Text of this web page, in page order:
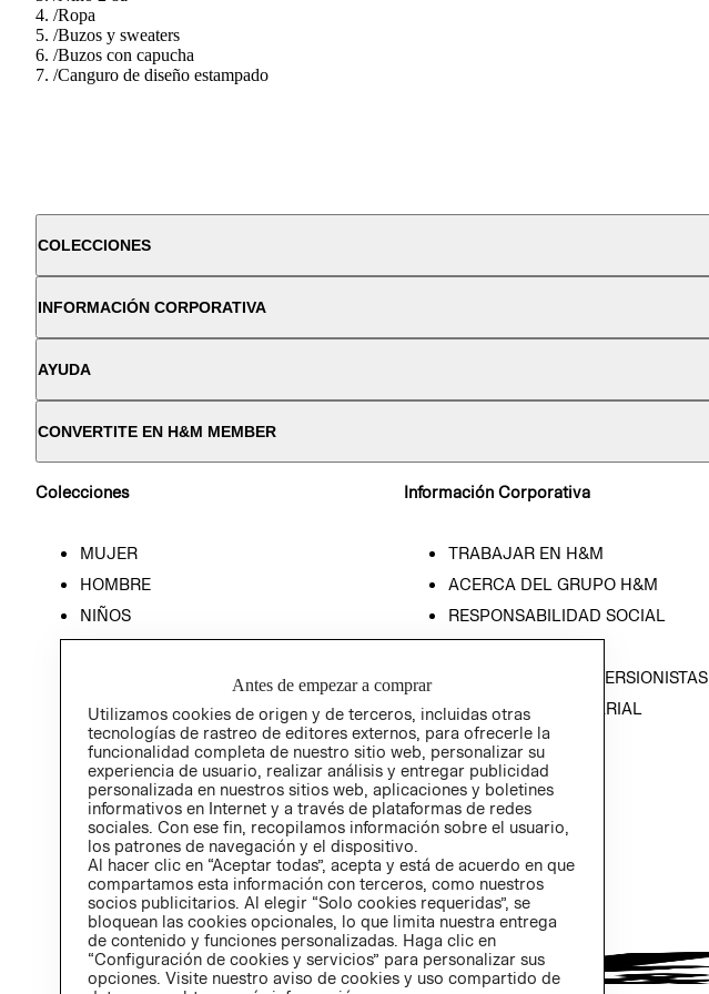
/Ropa
/Buzos y sweaters
/Buzos con capucha
/Canguro de diseño estampado
COLECCIONES
INFORMACIÓN CORPORATIVA
AYUDA
CONVERTITE EN H&M MEMBER
Colecciones
MUJER
HOMBRE
NIÑOS
HOME
Información Corporativa
TRABAJAR EN H&M
ACERCA DEL GRUPO H&M
RESPONSABILIDAD SOCIAL
PRENSA
RELACIÓN CON INVERSIONISTAS
POLÍTICA EMPRESARIAL
Antes de empezar a comprar
Utilizamos cookies de origen y de terceros, incluidas otras
tecnologías de rastreo de editores externos, para ofrecerle la
funcionalidad completa de nuestro sitio web, personalizar su
experiencia de usuario, realizar análisis y entregar publicidad
personalizada en nuestros sitios web, aplicaciones y boletines
informativos en Internet y a través de plataformas de redes
sociales. Con ese fin, recopilamos información sobre el usuario,
los patrones de navegación y el dispositivo.
Al hacer clic en “Aceptar todas”, acepta y está de acuerdo en que
compartamos esta información con terceros, como nuestros
socios publicitarios. Al elegir “Solo cookies requeridas”, se
bloquean las cookies opcionales, lo que limita nuestra entrega
de contenido y funciones personalizadas. Haga clic en
“Configuración de cookies y servicios” para personalizar sus
opciones. Visite nuestro aviso de cookies y uso compartido de